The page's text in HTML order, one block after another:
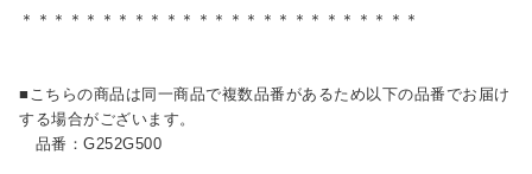
＊＊＊＊＊＊＊＊＊＊＊＊＊＊＊＊＊＊＊＊＊＊＊＊＊
■こちらの商品は同一商品で複数品番があるため以下の品番でお届け
する場合がございます。
品番：G252G500